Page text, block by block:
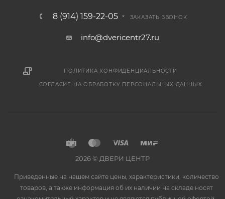
8 (914) 159-22-05 ЗАКАЗАТЬ ЗВОНОК
info@dvericentr27.ru
ПОЛИТИКА КОНФИДЕНЦИАЛЬНОСТИ
СОГЛАСИЕ НА ОБРАБОТКУ ПЕРСОНАЛЬНЫХ ДАННЫХ
2026 © ДВЕРИ ЦЕНТР
Приведенные на нашем сайте цены, характеристики, количество
товаров, а также информация об их наличии на складе носят